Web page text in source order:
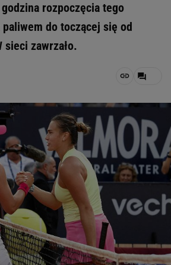
rozpoczęcia tego
do toczącej się od
sieci zawrzało.